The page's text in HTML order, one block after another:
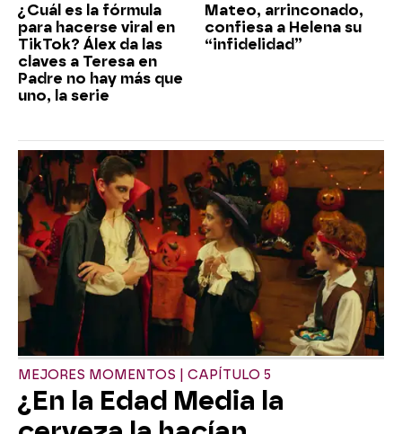
¿Cuál es la fórmula
para hacerse viral en
TikTok? Álex da las
claves a Teresa en
Padre no hay más que
uno, la serie
Mateo, arrinconado,
confiesa a Helena su
“infidelidad”
MEJORES MOMENTOS | CAPÍTULO 5
¿En la Edad Media la